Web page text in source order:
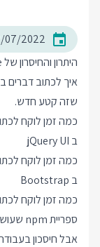
07/2022
איך לכתוב דברים
שזה קטע חדש.
כמה זמן לוקח
ב jQuery UI
כמה זמן לוקח
ב Bootstrap
כמה זמן לוקח
ספריית npm שעושה את זה בריאקט
אבל חיסכון